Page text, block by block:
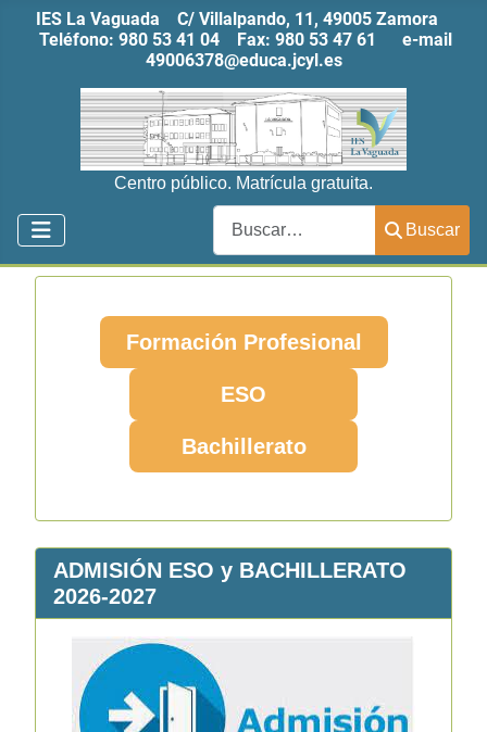
IES La Vaguada C/ Villalpando, 11, 49005 Zamora
Teléfono: 980 53 41 04 Fax: 980 53 47 61 e-mail
49006378@educa.jcyl.es
Centro público. Matrícula gratuita.
Buscar
Formación Profesional
ESO
Bachillerato
ADMISIÓN ESO y BACHILLERATO
2026-2027